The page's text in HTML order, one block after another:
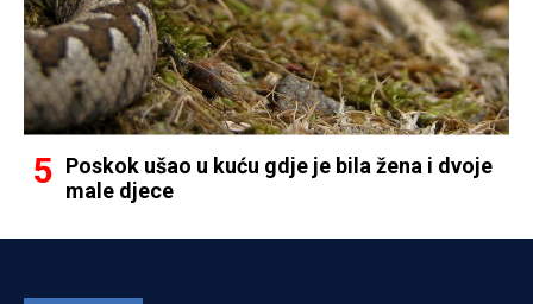
Poskok ušao u kuću gdje je bila žena i dvoje
male djece